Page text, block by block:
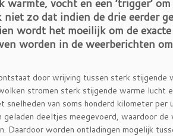
zo dat indien de drie eerder
wordt het moeilijk om de
worden in de weerberichten
door wrijving tussen sterk stijgende
stromen sterk stijgende warme lucht
snelheden van soms honderd kilometer
geladen deeltjes meegevoerd, waardoor
Daardoor worden ontladingen mogelijk